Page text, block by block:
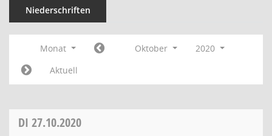
Niederschriften
Monat Oktober
2020
Aktuell
DI 27.10.2020